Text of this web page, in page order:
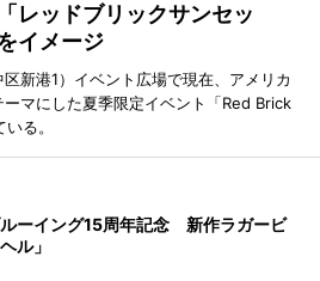
レッドブリックサンセッ
イメージ
新港1）イベント広場で現在、アメリカ
マにした夏季限定イベント「Red Brick
る。
ーイング15周年記念 新作ラガービ
ル」